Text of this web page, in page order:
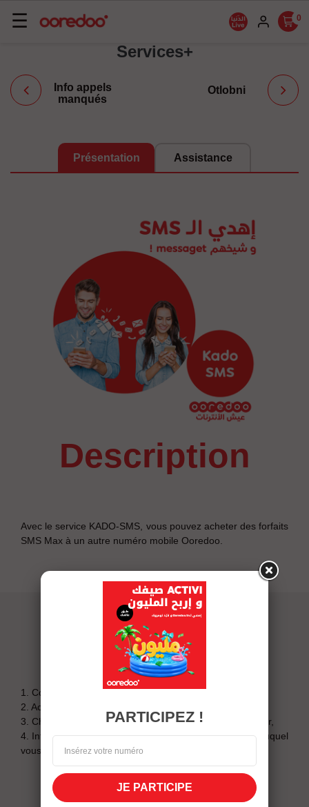
Basculer
☰ 0
Services+
Info appels
manqués
Otlobni
Présentation Assistance
description
Avec le service KADO-SMS, vous pouvez acheter des forfaits
SMS Max à un autre numéro mobile Ooredoo.
activation
1. Composez *121#,
2. Accédez à la rubrique KADO,
3. Choisissez le forfait SMS Max que vous souhaitez offrir,
4. Introduisez le numéro mobile de l’abonné Ooredoo auquel
vous souhaitez acheter l’option.
PARTICIPEZ !
JE PARTICIPE